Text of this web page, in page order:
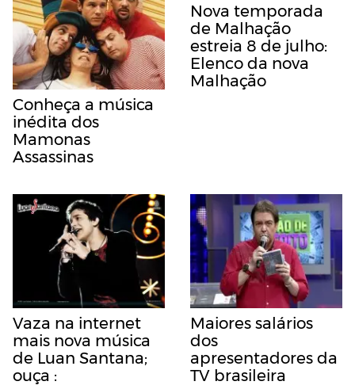
Conheça a música
inédita dos
Mamonas
Assassinas
Nova temporada
de Malhação
estreia 8 de julho:
Elenco da nova
Malhação
Vaza na internet
mais nova música
de Luan Santana;
ouça :
Maiores salários
dos
apresentadores da
TV brasileira